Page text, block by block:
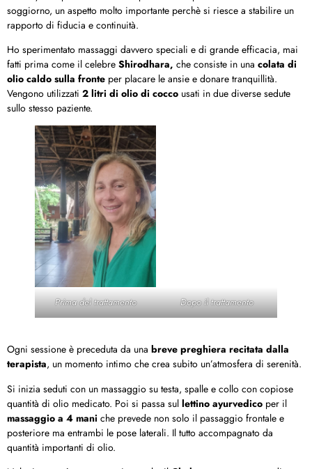
soggiorno, un aspetto molto importante perchè si riesce a stabilire un
rapporto di fiducia e continuità.
Ho sperimentato massaggi davvero speciali e di grande efficacia, mai
fatti prima come il celebre Shirodhara, che consiste in una colata di
olio caldo sulla fronte per placare le ansie e donare tranquillità.
Vengono utilizzati 2 litri di olio di cocco usati in due diverse sedute
sullo stesso paziente.
Prima del trattamento Dopo il trattamento
Ogni sessione è preceduta da una breve preghiera recitata dalla
terapista, un momento intimo che crea subito un’atmosfera di serenità.
Si inizia seduti con un massaggio su testa, spalle e collo con copiose
quantità di olio medicato. Poi si passa sul lettino ayurvedico per il
massaggio a 4 mani che prevede non solo il passaggio frontale e
posteriore ma entrambi le pose laterali. Il tutto accompagnato da
quantità importanti di olio.